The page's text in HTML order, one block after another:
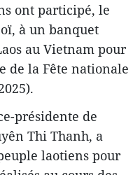
ont participé, le
à un banquet
au Vietnam pour
de la Fête nationale
présidente de
Thi Thanh, a
laotiens pour